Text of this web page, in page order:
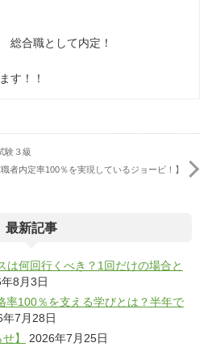
合職として内定！
す！！
験３級
職者内定率100％を実現しているジョービ！】
最新記事
は何回行くべき？1回だけの場合と
8月3日
率100％を支える学びとは？半年で
年7月28日
】
2026年7月25日